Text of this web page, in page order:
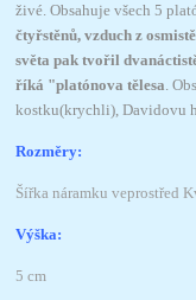
živé. Obsahuje všech 5
čtyřstěnů, vzduch z
světa pak tvořil
říká "platónova tělesa.
kostku(krychli), Davidovu
Rozměry:
Šířka náramku veprostřed
Výška:
5 cm